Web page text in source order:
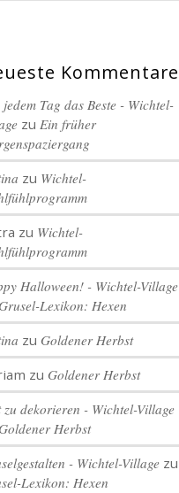
Kommentare
jedem Tag das Beste - Wichtel-
zuEin früher
zu Wichtel-
zu Wichtel-
Halloween! - Wichtel-Village
Lexikon: Hexen
zuGoldener Herbst
zuGoldener Herbst
zu dekorieren - Wichtel-Village
Herbst
- Wichtel-Village zu
Lexikon: Hexen